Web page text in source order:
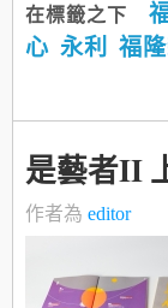
在標籤之下
心 永利
福
是藝者II
作者為 editor